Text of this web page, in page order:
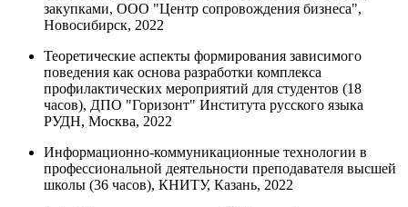
закупками, ООО "Центр сопровождения бизнеса",
Новосибирск, 2022
Теоретические аспекты формирования зависимого
поведения как основа разработки комплекса
профилактических мероприятий для студентов (18
часов), ДПО "Горизонт" Института русского языка
РУДН, Москва, 2022
Информационно-коммуникационные технологии в
профессиональной деятельности преподавателя высшей
школы (36 часов), КНИТУ, Казань, 2022